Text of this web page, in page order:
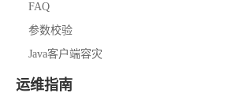
FAQ
参数校验
Java客户端容灾
运维指南